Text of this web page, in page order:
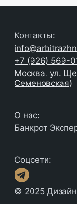
Контакты:
+7 (926) 569-
Москва, ул.
Семеновская)
О нас:
Банкрот
Соцсети:
© 2025